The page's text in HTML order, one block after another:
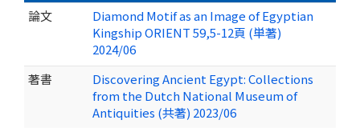
論文
Diamond Motif as an Image of Egyptian
Kingship ORIENT 59,5-12頁 (単著)
2024/06
著書
Discovering Ancient Egypt: Collections
from the Dutch National Museum of
Antiquities (共著) 2023/06